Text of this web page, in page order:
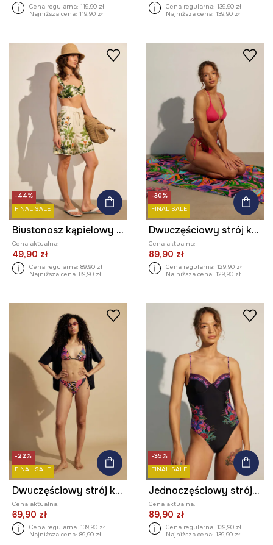
Cena regularna: 119,90 zł
Najniższa cena: 119,90 zł
Cena regularna: 139,90 zł
Najniższa cena: 139,90 zł
-44%
FINAL SALE
Biustonosz kąpielowy damski z falbankami
Cena aktualna:
49,90 zł
Cena regularna: 89,90 zł
Najniższa cena: 89,90 zł
-30%
FINAL SALE
Dwuczęściowy strój kąpielowy damski z fakturą kolor różowy
Cena aktualna:
89,90 zł
Cena regularna: 129,90 zł
Najniższa cena: 129,90 zł
-22%
FINAL SALE
Dwuczęściowy strój kąpielowy damski wzorzysty kolor multicolor
Cena aktualna:
69,90 zł
Cena regularna: 139,90 zł
Najniższa cena: 89,90 zł
-35%
FINAL SALE
Jednoczęściowy strój kąpielowy damski z nadrukami kolor multicolor
Cena aktualna:
89,90 zł
Cena regularna: 139,90 zł
Najniższa cena: 139,90 zł